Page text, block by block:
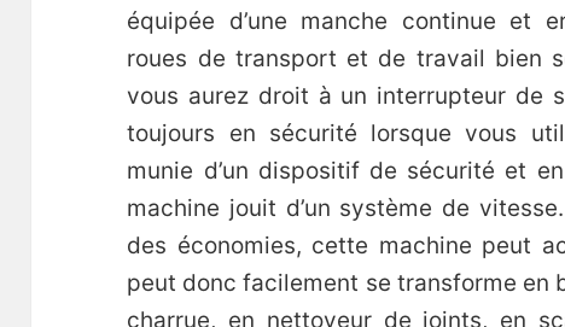
équipée d’une manche continue et
roues de transport et de travail bien
vous aurez droit à un interrupteur de
toujours en sécurité lorsque vous
munie d’un dispositif de sécurité et
machine jouit d’un système de
des économies, cette machine peut
peut donc facilement se transforme en
charrue, en nettoyeur de joints, en